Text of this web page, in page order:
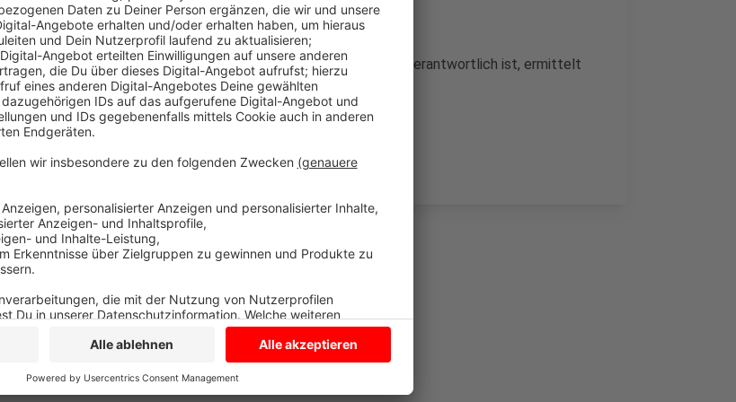
Ob er auch für die weiteren Einbrüche in den Lebensmittelmarkt verantwortlich ist, ermittelt
die Polizei noch.
Anzeige